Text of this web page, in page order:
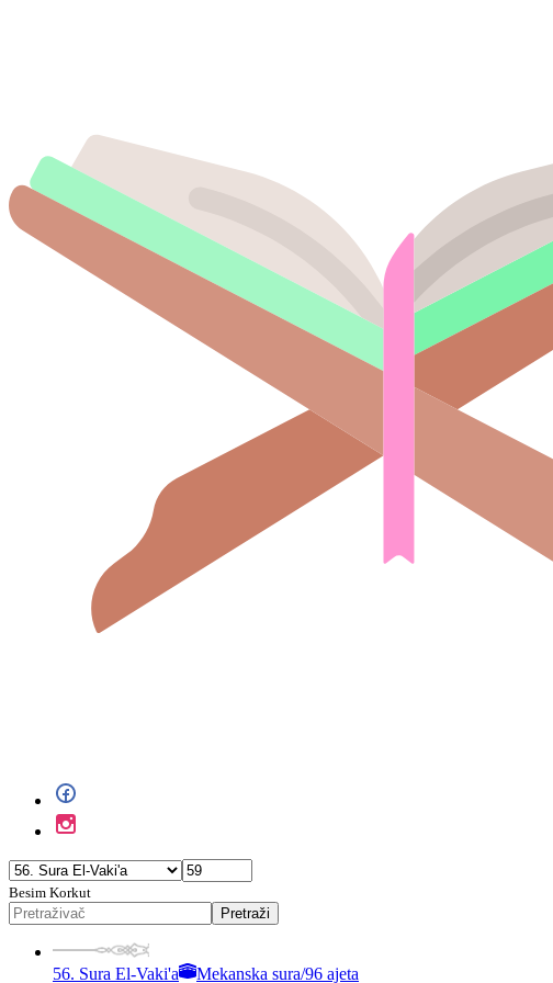
Besim Korkut
Pretraži
56. Sura El-Vaki'a Mekanska sura/96 ajeta